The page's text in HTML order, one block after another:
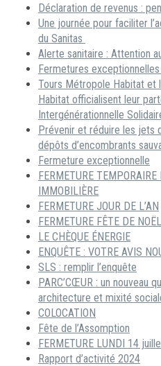
Déclaration de revenus :
Une journée pour faciliter
du Sanitas
Alerte sanitaire : Attention
Fermetures
Tours Métropole Habitat et
Habitat officialisent leur
Intergénérationnelle
Prévenir et réduire les jets
dépôts d’encombrants
Fermeture exceptionnelle
FERMETURE TEMPORAIRE
IMMOBILIÈRE
FERMETURE JOUR DE L’AN
FERMETURE FÊTE DE NOËL
LE CHÈQUE ÉNERGIE
ENQUÊTE : VOTRE AVIS
SLS : remplir l’enquête
PARC’CŒUR : un nouveau
architecture et mixité
COLOCATION
Fête de l’Assomption
FERMETURE LUNDI 14
Rapport d’activité 2024